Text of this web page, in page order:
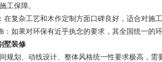
工保障。
在复杂工艺和木作定制方面口碑良好，适合对施
：如果对环保有近乎执念的要求，其全国统一的
墅装修
规划、动线设计、整体风格统一性要求极高，需